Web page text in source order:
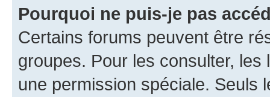
Pourquoi ne puis-je pas
Certains forums peuvent être
groupes. Pour les consulter,
une permission spéciale. Seuls